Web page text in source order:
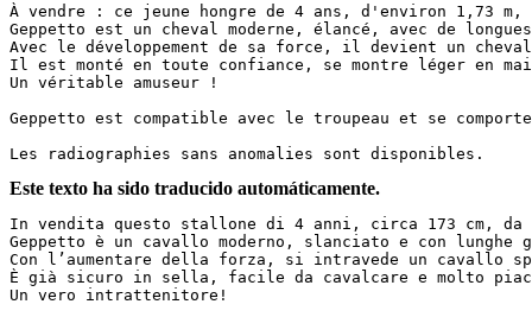
À vendre : ce jeune hongre de 4 ans, d'environ 1,73
Geppetto est un cheval moderne, élancé, avec de
Avec le développement de sa force, il devient un
Il est monté en toute confiance, se montre léger en
Un véritable amuseur !
Geppetto est compatible avec le troupeau et se
Les radiographies sans anomalies sont disponibles.
Este texto ha sido traducido automáticamente.
In vendita questo stallone di 4 anni, circa 173 cm, da
Geppetto è un cavallo moderno, slanciato e con
Con l’aumentare della forza, si intravede un cavallo
È già sicuro in sella, facile da cavalcare e molto
Un vero intrattenitore!